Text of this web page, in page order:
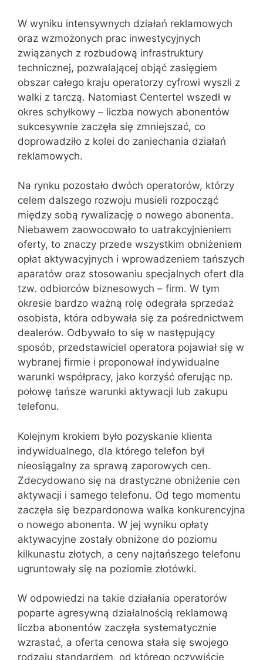
W wyniku intensywnych działań reklamowych
oraz wzmożonych prac inwestycyjnych
związanych z rozbudową infrastruktury
technicznej, pozwalającej objąć zasięgiem
obszar całego kraju operatorzy cyfrowi wyszli z
walki z tarczą. Natomiast Centertel wszedł w
okres schyłkowy – liczba nowych abonentów
sukcesywnie zaczęła się zmniejszać, co
doprowadziło z kolei do zaniechania działań
reklamowych.
Na rynku pozostało dwóch operatorów, którzy
celem dalszego rozwoju musieli rozpocząć
między sobą rywalizację o nowego abonenta.
Niebawem zaowocowało to uatrakcyjnieniem
oferty, to znaczy przede wszystkim obniżeniem
opłat aktywacyjnych i wprowadzeniem tańszych
aparatów oraz stosowaniu specjalnych ofert dla
tzw. odbiorców biznesowych – firm. W tym
okresie bardzo ważną rolę odegrała sprzedaż
osobista, która odbywała się za pośrednictwem
dealerów. Odbywało to się w następujący
sposób, przedstawiciel operatora pojawiał się w
wybranej firmie i proponował indywidualne
warunki współpracy, jako korzyść oferując np.
połowę tańsze warunki aktywacji lub zakupu
telefonu.
Kolejnym krokiem było pozyskanie klienta
indywidualnego, dla którego telefon był
nieosiągalny za sprawą zaporowych cen.
Zdecydowano się na drastyczne obniżenie cen
aktywacji i samego telefonu. Od tego momentu
zaczęła się bezpardonowa walka konkurencyjna
o nowego abonenta. W jej wyniku opłaty
aktywacyjne zostały obniżone do poziomu
kilkunastu złotych, a ceny najtańszego telefonu
ugruntowały się na poziomie złotówki.
W odpowiedzi na takie działania operatorów
poparte agresywną działalnością reklamową
liczba abonentów zaczęła systematycznie
wzrastać, a oferta cenowa stała się swojego
rodzaju standardem, od którego oczywiście